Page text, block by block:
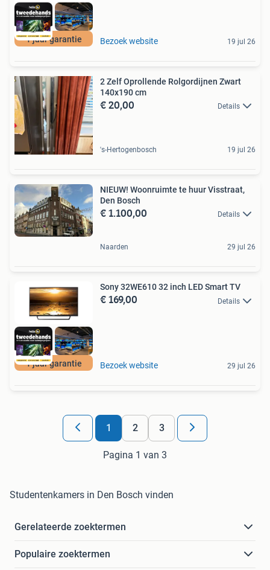
1 jaar garantie Bezoek website 19 jul 26
2 Zelf Oprollende Rolgordijnen Zwart
140x190 cm
€ 20,00 Details
's-Hertogenbosch 19 jul 26
NIEUW! Woonruimte te huur Visstraat,
Den Bosch
€ 1.100,00 Details
Naarden 29 jul 26
1 jaar garantie
Sony 32WE610 32 inch LED Smart TV
€ 169,00 Details
Bezoek website 29 jul 26
1 2 3
Pagina 1 van 3
Studentenkamers in Den Bosch vinden
Gerelateerde zoektermen
Populaire zoektermen